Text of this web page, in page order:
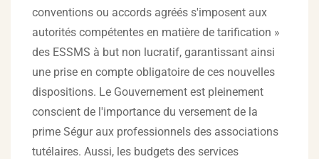
conventions ou accords agréés s'imposent aux
autorités compétentes en matière de tarification »
des ESSMS à but non lucratif, garantissant ainsi
une prise en compte obligatoire de ces nouvelles
dispositions. Le Gouvernement est pleinement
conscient de l'importance du versement de la
prime Ségur aux professionnels des associations
tutélaires. Aussi, les budgets des services